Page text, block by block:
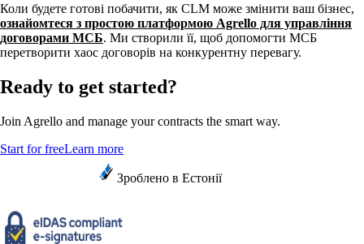
Коли будете готові побачити, як CLM може змінити ваш бізнес,
ознайомтеся з простою платформою Agrello для управління
договорами МСБ. Ми створили її, щоб допомогти МСБ
перетворити хаос договорів на конкурентну перевагу.
Ready to get started?
Join Agrello and manage your contracts the smart way.
Start for freeLearn more
Зроблено в Естонії